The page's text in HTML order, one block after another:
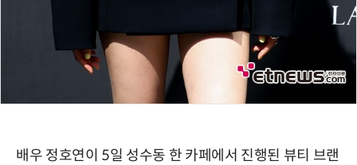
배우 정호연이 5일 성수동 한 카페에서 진행된 뷰티 브랜